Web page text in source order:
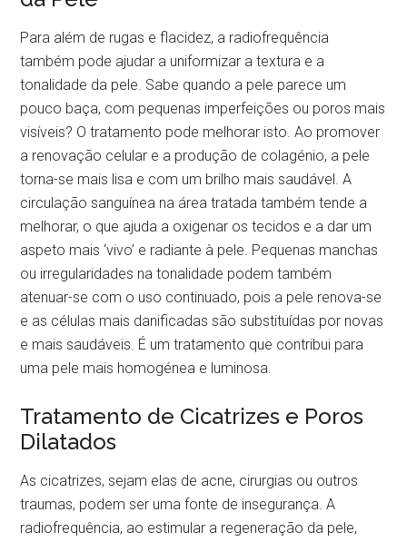
Para além de rugas e flacidez, a radiofrequência
também pode ajudar a uniformizar a textura e a
tonalidade da pele. Sabe quando a pele parece um
pouco baça, com pequenas imperfeições ou poros mais
visíveis? O tratamento pode melhorar isto. Ao promover
a renovação celular e a produção de colagénio, a pele
torna-se mais lisa e com um brilho mais saudável. A
circulação sanguínea na área tratada também tende a
melhorar, o que ajuda a oxigenar os tecidos e a dar um
aspeto mais ‘vivo’ e radiante à pele. Pequenas manchas
ou irregularidades na tonalidade podem também
atenuar-se com o uso continuado, pois a pele renova-se
e as células mais danificadas são substituídas por novas
e mais saudáveis. É um tratamento que contribui para
uma pele mais homogénea e luminosa.
Tratamento de Cicatrizes e Poros
Dilatados
As cicatrizes, sejam elas de acne, cirurgias ou outros
traumas, podem ser uma fonte de insegurança. A
radiofrequência, ao estimular a regeneração da pele,